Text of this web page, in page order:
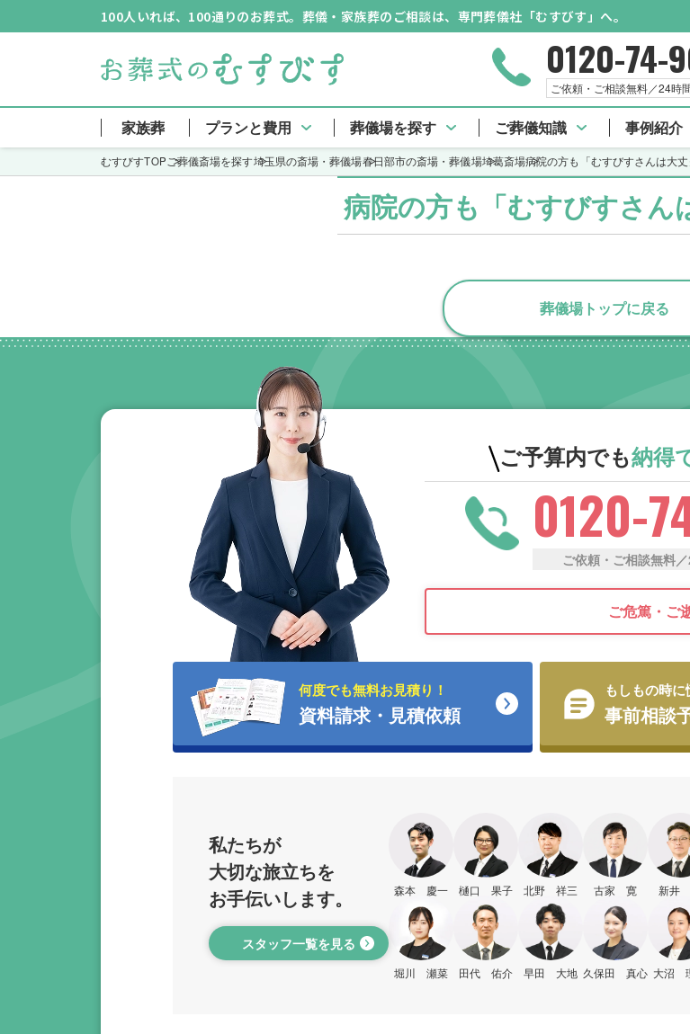
100人いれば、100通りのお葬式。葬儀・家族葬のご相談は、専門葬儀社「むすびす」へ。
0120-74-
ご依頼・ご相談無料／24時
家族葬 プランと費用 葬儀場を探す ご葬儀知識 事例紹介
むすびすTOPご葬儀斎場を探す埼玉県の斎場・葬儀場春日部市の斎場・葬儀場埼葛斎場病院の方も「むすびすさんは大丈
病院の方も「むすびすさん
葬儀場トップに戻る
埼葛斎場 TOP 施設料金 アクセス情報
ご予算内でも納得
0120-
ご依頼・ご相談無料
ご危篤・ご
何度でも無料お見積り！
資料請求・ 見積依頼
もしもの時
事前相談
私たちが
大切な旅立ちを
お手伝いします。
スタッフ一覧を見る
森本 慶一 樋口 果子 北野 祥三 古家 寛 新井
堀川 瀬菜 田代 佑介 早田 大地 久保田 真心 大沼